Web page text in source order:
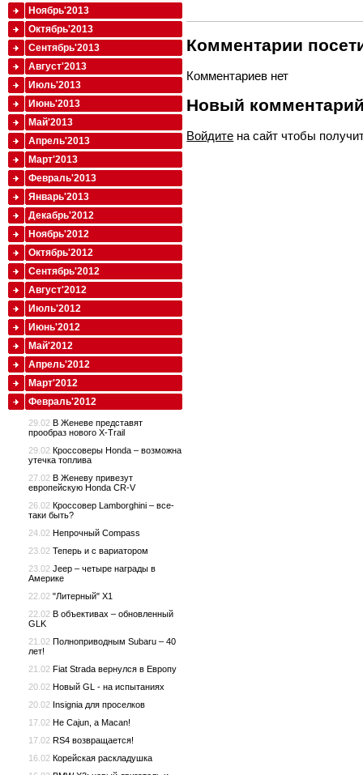
Комментарии
Комментариев нет
Новый
Войдите на сайт чтобы
Ноябрь'2013
Октябрь'2013
Сентябрь'2013
Август'2013
Июль'2013
Июнь'2013
Май'2013
Апрель'2013
Март'2013
Февраль'2013
Январь'2013
Декабрь'2012
Ноябрь'2012
Октябрь'2012
Сентябрь'2012
Август'2012
Июль'2012
Июнь'2012
Май'2012
Апрель'2012
Март'2012
Февраль'2012
29.02 В Женеве представят
прообраз нового X-Trail
29.02 Кроссоверы Honda – возможна
утечка топлива
27.02 В Женеву привезут
европейскую Honda CR-V
26.02 Кроссовер Lamborghini – все-
таки быть?
24.02 Непрочный Compass
23.02 Теперь и с вариатором
23.02 Jeep – четыре награды в
Америке
22.02 "Литерный" X1
22.02 В объективах – обновленный
GLK
21.02 Полноприводным Subaru – 40
лет!
21.02 Fiat Strada вернулся в Европу
20.02 Новый GL - на испытаниях
20.02 Insignia для проселков
17.02 Не Cajun, а Macan!
17.02 RS4 возвращается!
16.02 Корейская раскладушка